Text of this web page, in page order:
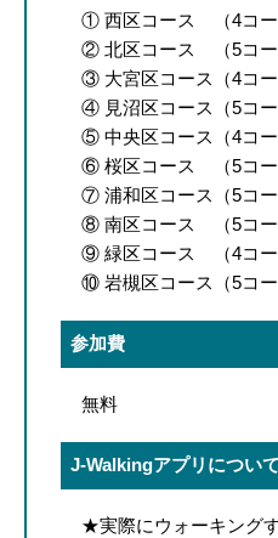
① 西区コース （4コー
② 北区コース （5コー
③ 大宮区コース（4コー
④ 見沼区コース（5コー
⑤ 中央区コース（4コー
⑥ 桜区コース （5コー
⑦ 浦和区コース（5コー
⑧ 南区コース （5コー
⑨ 緑区コース （4コー
⑩ 岩槻区コース（5コー
参加費
無料
J-Walkingアプリについて
★実際にウォーキング